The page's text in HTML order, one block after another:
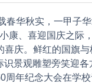
华秋实，一甲子华
康、喜迎国庆之际
。鲜红的国旗与
景观雕塑旁笑迎
纪念大会在学校